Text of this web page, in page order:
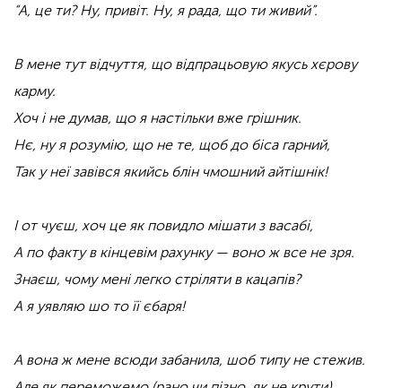
“А, це ти? Ну, привіт. Ну, я рада, що ти живий”.
В мене тут відчуття, що відпрацьовую якусь хєрову
карму.
Хоч і не думав, що я настільки вже грішник.
Нє, ну я розумію, що не те, щоб до біса гарний,
Так у неї завівся якийсь блін чмошний айтішнік!
І от чуєш, хоч це як повидло мішати з васабі,
А по факту в кінцевім рахунку — воно ж все не зря.
Знаєш, чому мені легко стріляти в кацапів?
А я уявляю шо то її єбаря!
А вона ж мене всюди забанила, шоб типу не стежив.